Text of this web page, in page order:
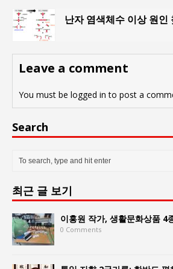
난자 염색체수 이상 원인
Leave a comment
You must be logged in to post a
Search
최근 글 보기
이홍원 작가, 생활문화상품 4
0 Comments